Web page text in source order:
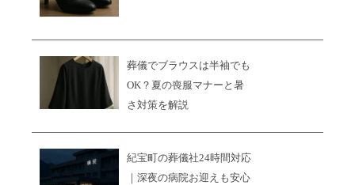
葬儀でブラウスは半袖でも
OK？夏の喪服マナーと暑
さ対策を解説
紀宝町の葬儀社24時間対応
｜深夜の病院お迎えも安心